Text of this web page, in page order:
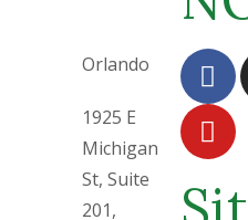
Orlando
1925 E
Michigan
St, Suite
201,